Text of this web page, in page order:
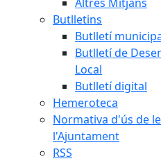
Butlletins
Butlletí
Butlletí de
Local
Butlletí digital
Hemeroteca
Normativa d'ús de
l'Ajuntament
RSS